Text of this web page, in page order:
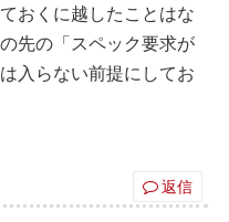
おくに越したことはな
先の「スペック要求が
入らない前提にしてお
返信